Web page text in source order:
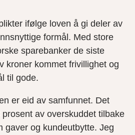
ifølge loven å gi deler av
formål. Med store
sparebanker de siste
kroner kommet frivillighet og
til gode.
er eid av samfunnet. Det
av overskuddet tilbake
gaver og kundeutbytte. Jeg